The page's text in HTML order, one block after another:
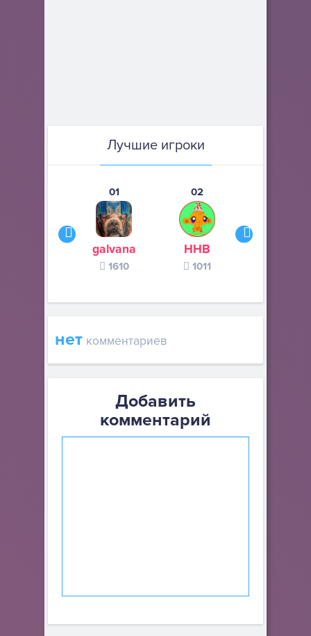
Лучшие игроки
01
galvana
1610
02
ННВ
1011
нет комментариев
Добавить
комментарий